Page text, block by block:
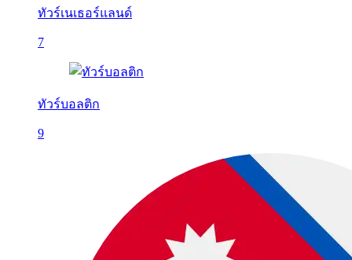
ทัวร์เนเธอร์แลนด์
7
ทัวร์บอลติก
9